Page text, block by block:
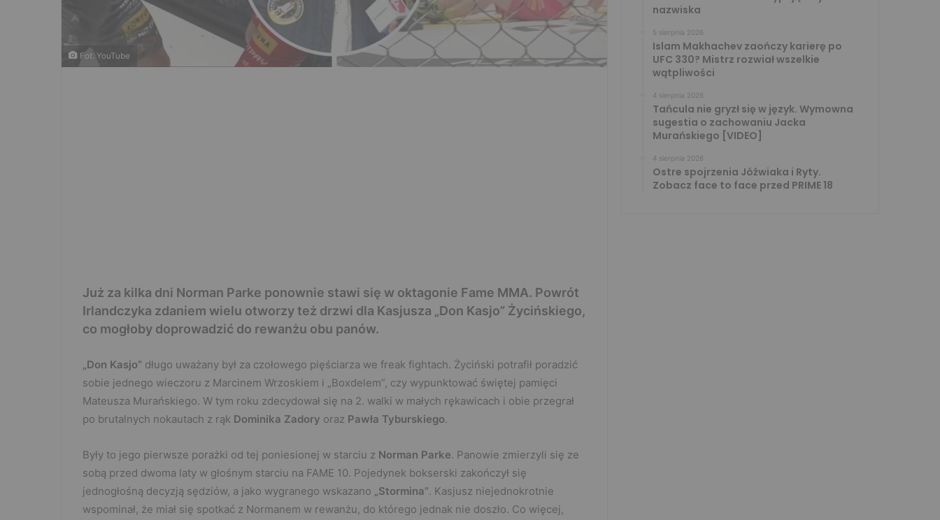
Fot. YouTube
Już za kilka dni Norman Parke ponownie stawi się w oktagonie Fame MMA. Powrót
Irlandczyka zdaniem wielu otworzy też drzwi dla Kasjusza „Don Kasjo” Życińskiego,
co mogłoby doprowadzić do rewanżu obu panów.
„Don Kasjo” długo uważany był za czołowego pięściarza we freak fightach. Życiński potrafił poradzić
sobie jednego wieczoru z Marcinem Wrzoskiem i „Boxdelem”, czy wypunktować świętej pamięci
Mateusza Murańskiego. W tym roku zdecydował się na 2. walki w małych rękawicach i obie przegrał
po brutalnych nokautach z rąk Dominika Zadory oraz Pawła Tyburskiego.
Były to jego pierwsze porażki od tej poniesionej w starciu z Norman Parke. Panowie zmierzyli się ze
sobą przed dwoma laty w głośnym starciu na FAME 10. Pojedynek bokserski zakończył się
jednogłośną decyzją sędziów, a jako wygranego wskazano „Stormina”. Kasjusz niejednokrotnie
wspominał, że miał się spotkać z Normanem w rewanżu, do którego jednak nie doszło. Co więcej,
nazwiska
5 sierpnia 2026
Islam Makhachev zaończy karierę po
UFC 330? Mistrz rozwiał wszelkie
wątpliwości
4 sierpnia 2026
Tańcula nie gryzł się w język. Wymowna
sugestia o zachowaniu Jacka
Murańskiego [VIDEO]
4 sierpnia 2026
Ostre spojrzenia Jóźwiaka i Ryty.
Zobacz face to face przed PRIME 18